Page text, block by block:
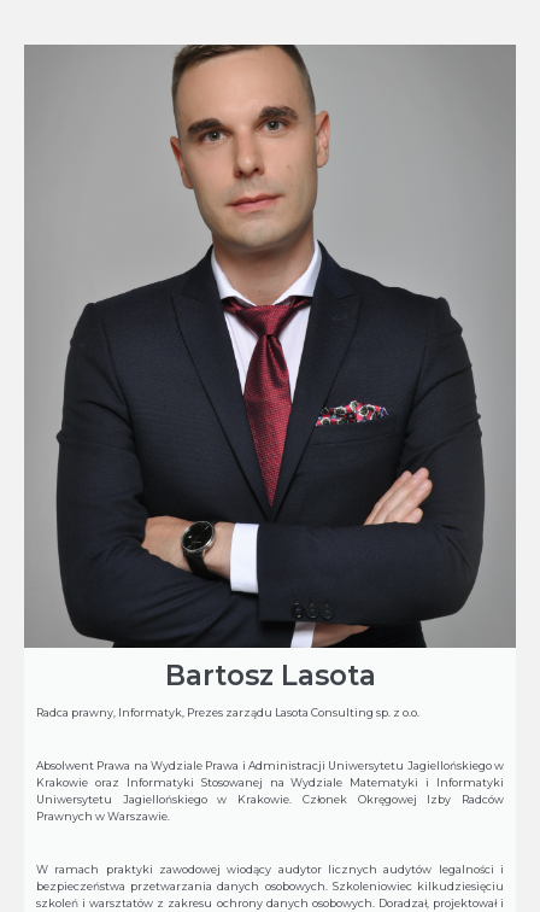
Bartosz Lasota
Radca prawny, Informatyk, Prezes zarządu Lasota Consulting sp. z o.o.
Absolwent Prawa na Wydziale Prawa i Administracji Uniwersytetu Jagiellońskiego w
Krakowie oraz Informatyki Stosowanej na Wydziale Matematyki i Informatyki
Uniwersytetu Jagiellońskiego w Krakowie. Członek Okręgowej Izby Radców
Prawnych w Warszawie.
W ramach praktyki zawodowej wiodący audytor licznych audytów legalności i
bezpieczeństwa przetwarzania danych osobowych. Szkoleniowiec kilkudziesięciu
szkoleń i warsztatów z zakresu ochrony danych osobowych. Doradzał, projektował i